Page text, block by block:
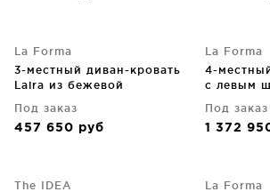
La Forma
3-местный диван-кровать
Laira из бежевой
Под заказ
457 650 руб
La Forma
4-
с левым
Под заказ
1 372
The IDEA
La Forma